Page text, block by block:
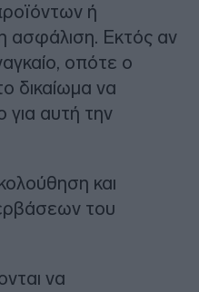
ή
ασφάλιση. Εκτός αν
οπότε ο
δικαίωμα να
για αυτή την
και
του
να